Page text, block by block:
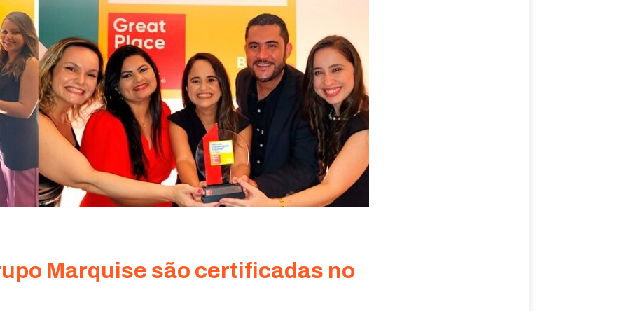
Marquise são certificadas no